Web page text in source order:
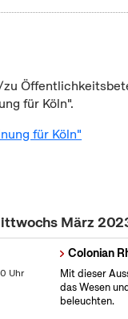
für Köln".
für Köln"
März
Uhr
Colonian
Mit dieser
das Wesen
beleuchten.